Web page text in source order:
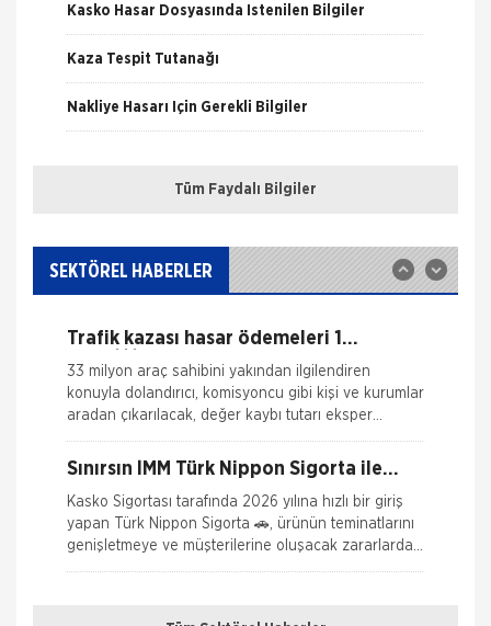
Kasko Hasar Dosyasında İstenilen Bilgiler
Kaza Tespit Tutanağı
Nakliye Hasarı İçin Gerekli Bilgiler
Yangın Hasarı ile ilgili Bilgiler
Kasko Hasar Dosyasında İstenilen Bilgiler
Kaza Tespit Tutanağı
Nakliye Hasarı İçin Gerekli Bilgiler
Tüm Faydalı Bilgiler
SEKTÖREL HABERLER
Fare Kasko Kapsamında
Sigorta şirketleri ile sigortalılar arasındaki
uyuşmazlıkları çözen Sigorta Tahkim Komisyonu,
ile yayına başlamıştır. Müşterileri Sigorta Acentelerini
Trafik kazası hasar ödemeleri 1
Nisan\\\'da değişiyor: Aracılar
devreden çıkıyor!
33 milyon araç sahibini yakından ilgilendiren
konuyla dolandırıcı, komisyoncu gibi kişi ve kurumlar
aradan çıkarılacak, değer kaybı tutarı eksper
tarafından anında belirlenec
Sınırsın İMM Türk Nippon Sigorta ile
poliçelerinize eklenebiliyor.
Kasko Sigortası tarafında 2026 yılına hızlı bir giriş
yapan Türk Nippon Sigorta 🚗, ürünün teminatlarını
genişletmeye ve müşterilerine oluşacak zararlarda
tam g&